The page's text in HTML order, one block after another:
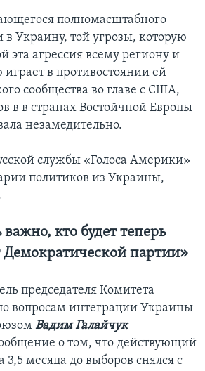
полномасштабного
в Украину, той угрозы, которую
эта агрессия всему региону и
в противостоянии ей
сообщества во главе с США,
в в странах Востойчной Европы
незамедительно.
службы «Голоса Америки»
политиков из Украины,
кто будет теперь
партии»
председателя Комитета
вопросам интеграции Украины
Вадим Галайчук
о том, что действующий
месяца до выборов снялся с